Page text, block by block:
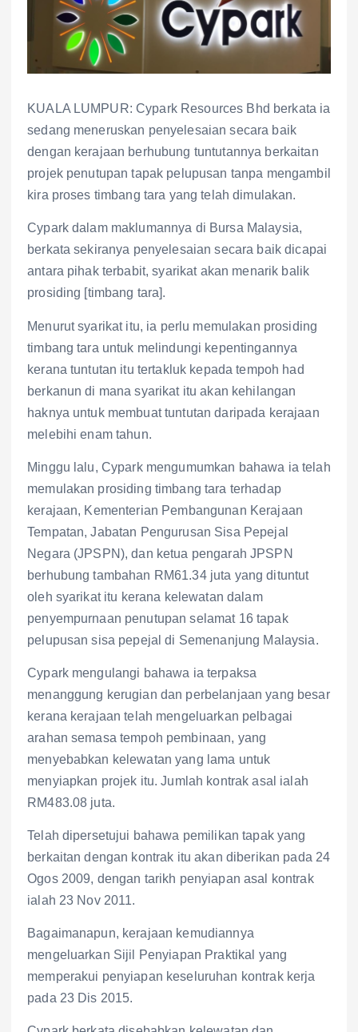
KUALA LUMPUR: Cypark Resources Bhd berkata ia
sedang meneruskan penyelesaian secara baik
dengan kerajaan berhubung tuntutannya berkaitan
projek penutupan tapak pelupusan tanpa mengambil
kira proses timbang tara yang telah dimulakan.
Cypark dalam maklumannya di Bursa Malaysia,
berkata sekiranya penyelesaian secara baik dicapai
antara pihak terbabit, syarikat akan menarik balik
prosiding [timbang tara].
Menurut syarikat itu, ia perlu memulakan prosiding
timbang tara untuk melindungi kepentingannya
kerana tuntutan itu tertakluk kepada tempoh had
berkanun di mana syarikat itu akan kehilangan
haknya untuk membuat tuntutan daripada kerajaan
melebihi enam tahun.
Minggu lalu, Cypark mengumumkan bahawa ia telah
memulakan prosiding timbang tara terhadap
kerajaan, Kementerian Pembangunan Kerajaan
Tempatan, Jabatan Pengurusan Sisa Pepejal
Negara (JPSPN), dan ketua pengarah JPSPN
berhubung tambahan RM61.34 juta yang dituntut
oleh syarikat itu kerana kelewatan dalam
penyempurnaan penutupan selamat 16 tapak
pelupusan sisa pepejal di Semenanjung Malaysia.
Cypark mengulangi bahawa ia terpaksa
menanggung kerugian dan perbelanjaan yang besar
kerana kerajaan telah mengeluarkan pelbagai
arahan semasa tempoh pembinaan, yang
menyebabkan kelewatan yang lama untuk
menyiapkan projek itu. Jumlah kontrak asal ialah
RM483.08 juta.
Telah dipersetujui bahawa pemilikan tapak yang
berkaitan dengan kontrak itu akan diberikan pada 24
Ogos 2009, dengan tarikh penyiapan asal kontrak
ialah 23 Nov 2011.
Bagaimanapun, kerajaan kemudiannya
mengeluarkan Sijil Penyiapan Praktikal yang
memperakui penyiapan keseluruhan kontrak kerja
pada 23 Dis 2015.